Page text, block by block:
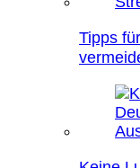
Tipps